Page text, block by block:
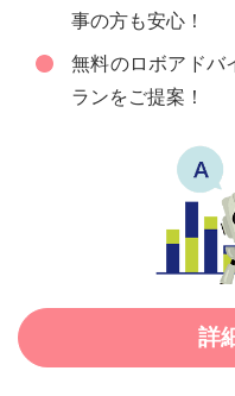
事の方も安心！
無料のロボアドバ
ランをご提案！
詳